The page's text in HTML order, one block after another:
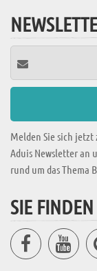
Melden Sie sich jetzt
Aduis Newsletter an
rund um das Thema
SIE